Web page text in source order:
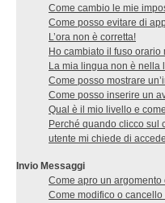
Come cambio le mie
Come posso evitare di
L’ora non è corretta!
Ho cambiato il fuso orario
La mia lingua non è nella
Come posso mostrare
Come posso inserire un
Qual è il mio livello e
Perché quando clicco sul
utente mi chiede di
Invio Messaggi
Come apro un
Come modifico o